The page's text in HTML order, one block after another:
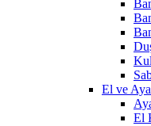
El ve
El